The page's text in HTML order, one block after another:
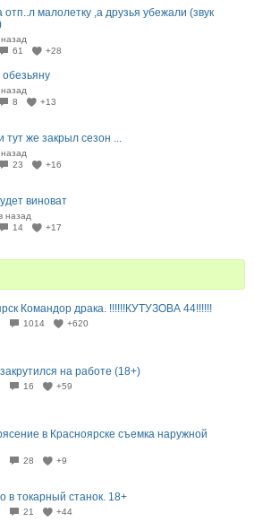
отп..л малолетку ,а друзья убежали (звук
61 +28
обезьяну
8 +13
тут же закрыл сезон ...
23 +16
виноват
назад
14 +17
Командор драка. !!!!!!КУТУЗОВА 44!!!!!!
1014 +620
на работе (18+)
16 +59
в Красноярске съемка наружной
28 +9
в токарный станок. 18+
21 +44